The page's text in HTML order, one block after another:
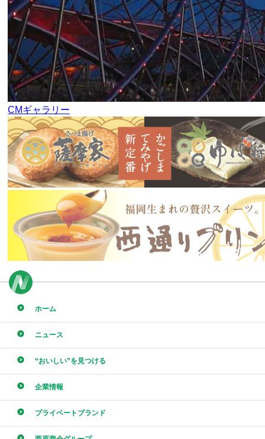
CMギャラリー
ホーム
ニュース
“おいしい”を見つける
企業情報
プライベートブランド